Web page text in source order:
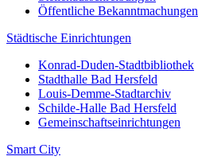
Öffentliche Bekanntmachungen
Städtische Einrichtungen
Konrad-Duden-Stadtbibliothek
Stadthalle Bad Hersfeld
Louis-Demme-Stadtarchiv
Schilde-Halle Bad Hersfeld
Gemeinschaftseinrichtungen
Smart City